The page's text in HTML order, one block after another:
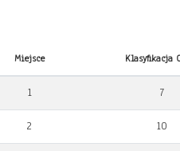
Miejsce Klasyfikacja
1 7
2 10